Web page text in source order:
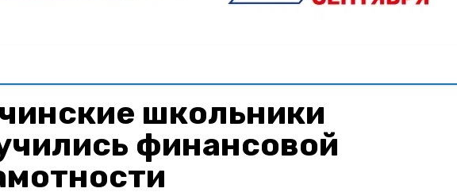
школьники
финансовой